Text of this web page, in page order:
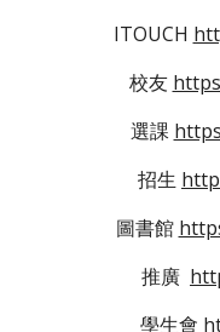
ITOUCH
校友
選課
招生
圖書館
推廣
學生會